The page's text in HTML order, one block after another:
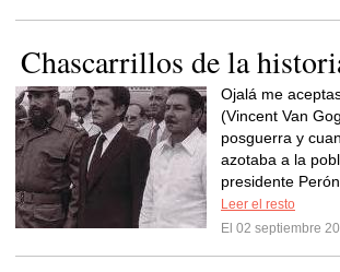
Chascarrillos de la
Ojalá me
(Vincent Van
posguerra y
azotaba a la
presidente
Leer el resto
El 02 septiembre